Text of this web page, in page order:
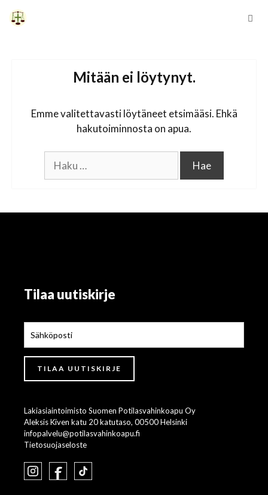
Siirry
sisältöön
Mitään ei löytynyt.
Emme valitettavasti löytäneet etsimääsi. Ehkä
hakutoiminnosta on apua.
Tilaa uutiskirje
Lakiasiaintoimisto Suomen Potilasvahinkoapu Oy
Aleksis Kiven katu 20 katutaso, 00500 Helsinki
infopalvelu@potilasvahinkoapu.fi
Tietosuojaseloste